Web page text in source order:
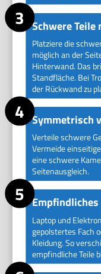
Schwere Teile
Platziere die
möglich an der
Hinterwand. Das
Standfläche. Bei
der Rückwand zu
Symmetrisch
Verteile schwere
Vermeide
eine schwere
Seitenausgleich.
Laptop und
gepolstertes Fach
Kleidung. So
empfindliche Teile